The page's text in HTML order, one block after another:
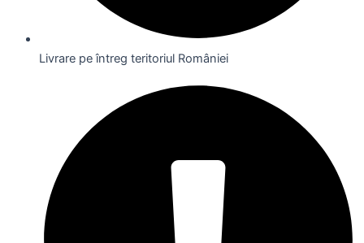
Livrare pe întreg teritoriul României